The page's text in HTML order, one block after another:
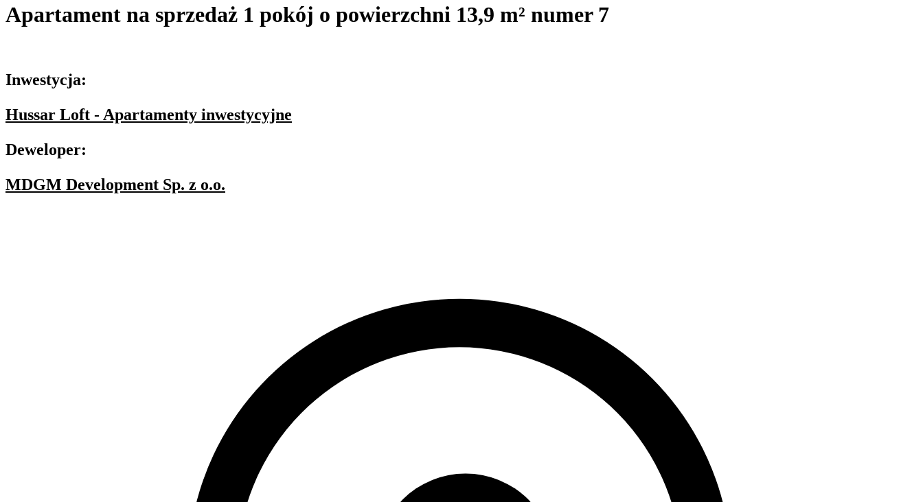
Apartament na sprzedaż 1 pokój o powierzchni 13,9 m² numer 7
Inwestycja:
Hussar Loft - Apartamenty inwestycyjne
Deweloper:
MDGM Development Sp. z o.o.